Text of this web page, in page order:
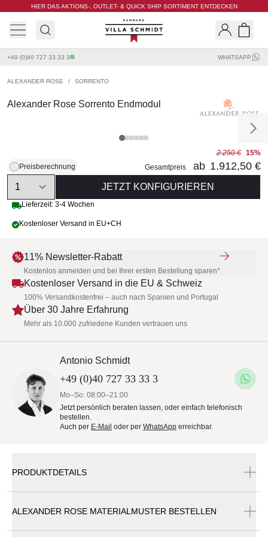
HIER DAS AKTIONS-, OUTLET- & QUICK SHIP SORTIMENT ENTDECKEN
Villa Schmidt
+49 (0)40 727 33 33 3 WHATSAPP
ALEXANDER ROSE / SORRENTO
Alexander Rose Sorrento Endmodul
Preisberechnung
2.250 € 15%
Gesamtpreis
ab 1.912,50 €
Quantity
JETZT KONFIGURIEREN
Lieferzeit: 3-4 Wochen
Kostenloser Versand in EU+CH
11% Newsletter-Rabatt
Kostenlos anmelden und bei Ihrer ersten Bestellung sparen*
Kostenloser Versand in die EU & Schweiz
100% Versandkostenfrei – auch nach Spanien und Portugal
Über 30 Jahre Erfahrung
Mehr als 10.000 zufriedene Kunden vertrauen uns
Antonio Schmidt
+49 (0)40 727 33 33 3
Mo–So: 08:00–21:00
Jetzt persönlich beraten lassen, oder einfach telefonisch
bestellen.
Auch per E-Mail oder per WhatsApp erreichbar.
PRODUKTDETAILS
ALEXANDER ROSE MATERIALMUSTER BESTELLEN